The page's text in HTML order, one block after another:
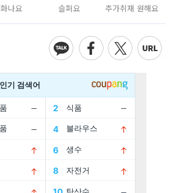
화나요 슬퍼요 추가취재 원해요